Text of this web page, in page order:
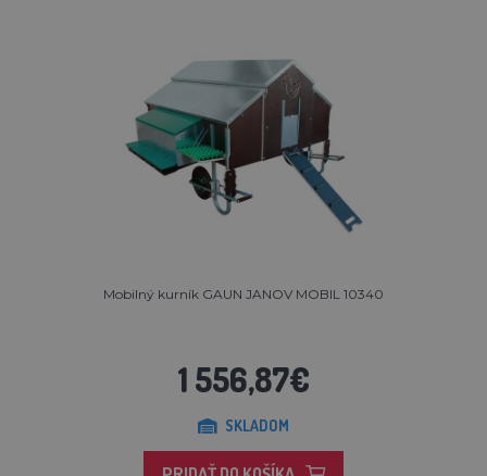
Mobilný kurník GAUN JANOV MOBIL 10340
1 556,87€
SKLADOM